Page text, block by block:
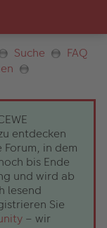
Suche
FAQ
entdecken
in dem
bis Ende
und wird ab
lesend
Sie
– wir